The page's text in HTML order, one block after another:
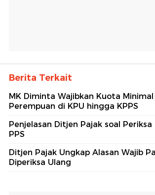
Berita Terkait
MK Diminta Wajibkan Kuota Minimal
Perempuan di KPU hingga KPPS
Penjelasan Ditjen Pajak soal
PPS
Ditjen Pajak Ungkap Alasan Wajib
Diperiksa Ulang